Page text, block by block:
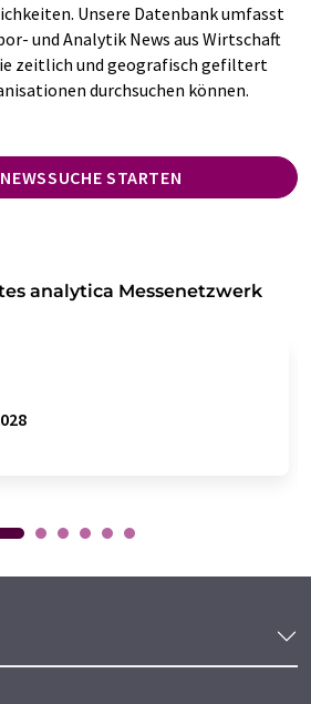
Unsere Datenbank umfasst
und Analytik News aus Wirtschaft
zeitlich und geografisch gefiltert
durchsuchen können.
STARTEN
analytica Messenetzwerk